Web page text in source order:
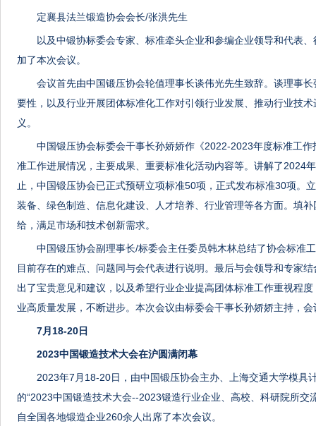
定襄县法兰锻造协会会长/张洪先生
以及中锻协标委会专家、标准牵头企业和参编企业领导和代表
加了本次会议。
会议首先由中国锻压协会轮值理事长谈伟光先生致辞。谈理事
要性，以及行业开展团体标准化工作对引领行业发展、推动行业技
义。
中国锻压协会标委会干事长孙娇娇作《2022-2023年度标准工
准工作进展情况，主要成果、重要标准化活动内容等。讲解了2024
止，中国锻压协会已正式预研立项标准50项，正式发布标准30项。
装备、绿色制造、信息化建设、人才培养、行业管理等各方面。填
给，满足市场和技术创新需求。
中国锻压协会副理事长/标委会主任委员韩木林总结了协会标准
目前存在的难点、问题同与会代表进行说明。最后与会领导和专家
出了宝贵意见和建议，以及希望行业企业提高团体标准工作重视程
业高质量发展，不断进步。本次会议由标委会干事长孙娇娇主持，
7月18-20日
2023中国锻造技术大会在沪圆满闭幕
2023年7月18-20日，由中国锻压协会主办、上海交通大学模具
的“2023中国锻造技术大会--2023锻造行业企业、高校、科研院所交
自全国各地锻造企业260余人出席了本次会议。